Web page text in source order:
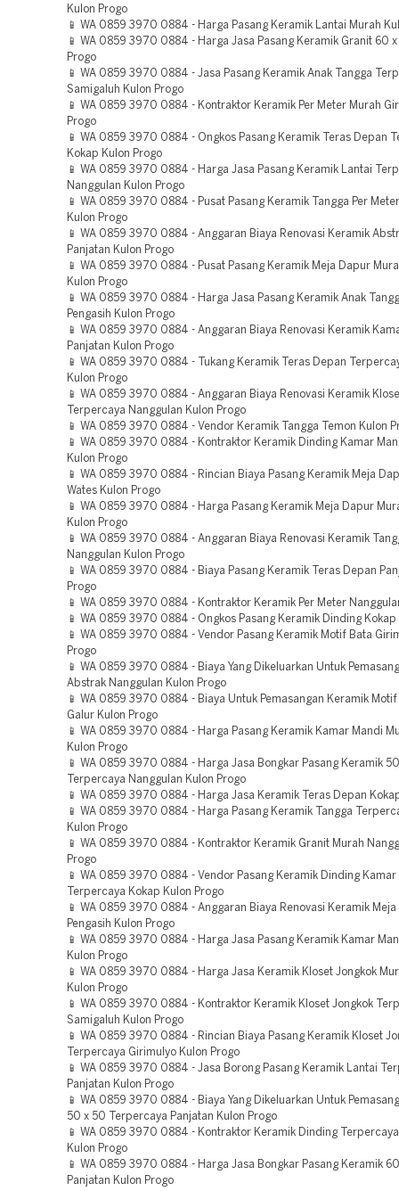
Kulon Progo
📱 WA 0859 3970 0884 - Harga Pasang Keramik Lantai Murah
📱 WA 0859 3970 0884 - Harga Jasa Pasang Keramik Granit 60
Progo
📱 WA 0859 3970 0884 - Jasa Pasang Keramik Anak Tangga
Samigaluh Kulon Progo
📱 WA 0859 3970 0884 - Kontraktor Keramik Per Meter Murah
Progo
📱 WA 0859 3970 0884 - Ongkos Pasang Keramik Teras Depan
Kokap Kulon Progo
📱 WA 0859 3970 0884 - Harga Jasa Pasang Keramik Lantai
Nanggulan Kulon Progo
📱 WA 0859 3970 0884 - Pusat Pasang Keramik Tangga Per
Kulon Progo
📱 WA 0859 3970 0884 - Anggaran Biaya Renovasi Keramik
Panjatan Kulon Progo
📱 WA 0859 3970 0884 - Pusat Pasang Keramik Meja Dapur
Kulon Progo
📱 WA 0859 3970 0884 - Harga Jasa Pasang Keramik Anak
Pengasih Kulon Progo
📱 WA 0859 3970 0884 - Anggaran Biaya Renovasi Keramik
Panjatan Kulon Progo
📱 WA 0859 3970 0884 - Tukang Keramik Teras Depan
Kulon Progo
📱 WA 0859 3970 0884 - Anggaran Biaya Renovasi Keramik
Terpercaya Nanggulan Kulon Progo
📱 WA 0859 3970 0884 - Vendor Keramik Tangga Temon Kulon
📱 WA 0859 3970 0884 - Kontraktor Keramik Dinding Kamar
Kulon Progo
📱 WA 0859 3970 0884 - Rincian Biaya Pasang Keramik Meja
Wates Kulon Progo
📱 WA 0859 3970 0884 - Harga Pasang Keramik Meja Dapur
Kulon Progo
📱 WA 0859 3970 0884 - Anggaran Biaya Renovasi Keramik
Nanggulan Kulon Progo
📱 WA 0859 3970 0884 - Biaya Pasang Keramik Teras Depan
Progo
📱 WA 0859 3970 0884 - Kontraktor Keramik Per Meter
📱 WA 0859 3970 0884 - Ongkos Pasang Keramik Dinding Kokap
📱 WA 0859 3970 0884 - Vendor Pasang Keramik Motif Bata
Progo
📱 WA 0859 3970 0884 - Biaya Yang Dikeluarkan Untuk
Abstrak Nanggulan Kulon Progo
📱 WA 0859 3970 0884 - Biaya Untuk Pemasangan Keramik
Galur Kulon Progo
📱 WA 0859 3970 0884 - Harga Pasang Keramik Kamar Mandi
Kulon Progo
📱 WA 0859 3970 0884 - Harga Jasa Bongkar Pasang Keramik
Terpercaya Nanggulan Kulon Progo
📱 WA 0859 3970 0884 - Harga Jasa Keramik Teras Depan
📱 WA 0859 3970 0884 - Harga Pasang Keramik Tangga
Kulon Progo
📱 WA 0859 3970 0884 - Kontraktor Keramik Granit Murah
Progo
📱 WA 0859 3970 0884 - Vendor Pasang Keramik Dinding Kamar
Terpercaya Kokap Kulon Progo
📱 WA 0859 3970 0884 - Anggaran Biaya Renovasi Keramik
Pengasih Kulon Progo
📱 WA 0859 3970 0884 - Harga Jasa Pasang Keramik Kamar
Kulon Progo
📱 WA 0859 3970 0884 - Harga Jasa Keramik Kloset Jongkok
Kulon Progo
📱 WA 0859 3970 0884 - Kontraktor Keramik Kloset Jongkok
Samigaluh Kulon Progo
📱 WA 0859 3970 0884 - Rincian Biaya Pasang Keramik Kloset
Terpercaya Girimulyo Kulon Progo
📱 WA 0859 3970 0884 - Jasa Borong Pasang Keramik Lantai
Panjatan Kulon Progo
📱 WA 0859 3970 0884 - Biaya Yang Dikeluarkan Untuk
50 x 50 Terpercaya Panjatan Kulon Progo
📱 WA 0859 3970 0884 - Kontraktor Keramik Dinding
Kulon Progo
📱 WA 0859 3970 0884 - Harga Jasa Bongkar Pasang Keramik
Panjatan Kulon Progo